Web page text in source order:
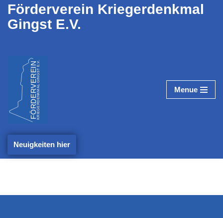
Zum
Förderverein Kriegerdenkmal
Gingst E.V.
Menue
Neuigkeiten hier